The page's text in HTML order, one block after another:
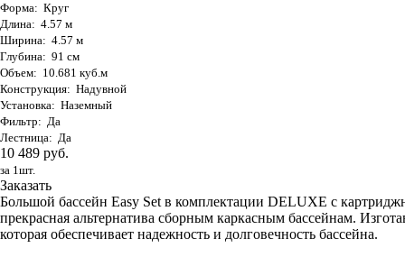
Форма: Круг
Длина: 4.57 м
Ширина: 4.57 м
Глубина: 91 см
Объем: 10.681 куб.м
Конструкция: Надувной
Установка: Наземный
Фильтр: Да
Лестница: Да
10 489 руб.
за 1шт.
Заказать
Большой бассейн Easy Set в комплектации DELUXE с
прекрасная альтернатива сборным каркасным бассейнам.
которая обеспечивает надежность и долговечность бассейна.